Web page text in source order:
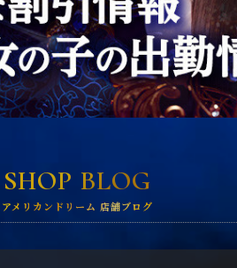
SHOP BLOG
アメリカンドリーム 店舗ブログ